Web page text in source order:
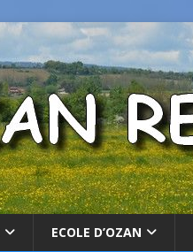
ECOLE D’OZAN